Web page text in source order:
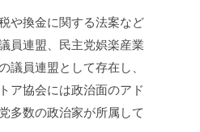
や換金に関する法案など
員連盟、民主党娯楽産業
議員連盟として存在し、
ア協会には政治面のアド
多数の政治家が所属して